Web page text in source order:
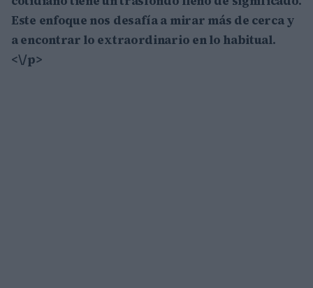
Este enfoque nos desafía a mirar más de cerca y
a encontrar lo extraordinario en lo habitual.
<\/p>